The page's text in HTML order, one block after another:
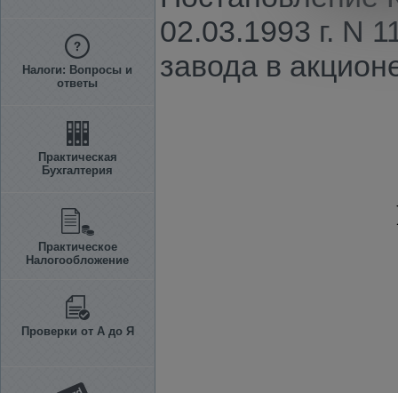
Налоги: Вопросы и
ответы
Практическая
Бухгалтерия
Практическое
Налогообложение
Проверки от А до Я
02.03.1993 г. N
завода в